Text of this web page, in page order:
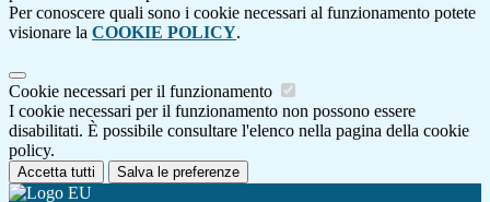
Per conoscere quali sono i cookie necessari al funzionamento potete
visionare la COOKIE POLICY.
Cookie necessari per il funzionamento
I cookie necessari per il funzionamento non possono essere
disabilitati. È possibile consultare l'elenco nella pagina della cookie
policy.
Accetta tutti Salva le preferenze